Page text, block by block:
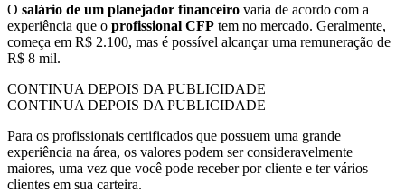
O salário de um planejador financeiro varia de acordo com a
experiência que o profissional CFP tem no mercado. Geralmente,
começa em R$ 2.100, mas é possível alcançar uma remuneração de
R$ 8 mil.
CONTINUA DEPOIS DA PUBLICIDADE
CONTINUA DEPOIS DA PUBLICIDADE
Para os profissionais certificados que possuem uma grande
experiência na área, os valores podem ser consideravelmente
maiores, uma vez que você pode receber por cliente e ter vários
clientes em sua carteira.